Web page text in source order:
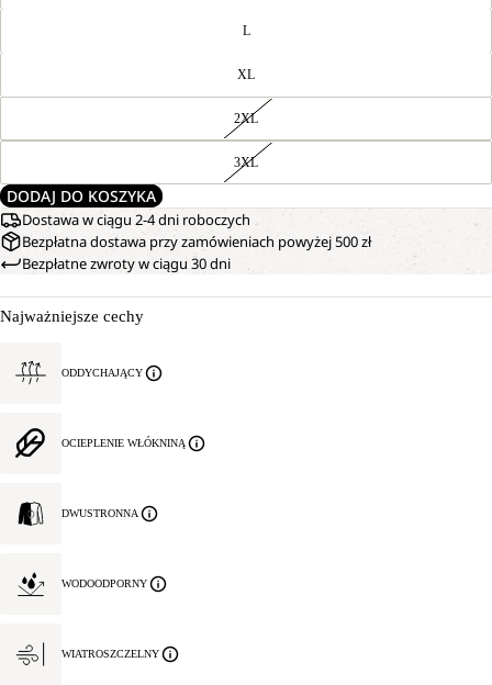
L
XL
2XL
3XL
DODAJ DO KOSZYKA
Dostawa w ciągu 2-4 dni roboczych
Bezpłatna dostawa przy zamówieniach powyżej 500 zł
Bezpłatne zwroty w ciągu 30 dni
Najważniejsze cechy
ODDYCHAJĄCY
OCIEPLENIE WŁÓKNINĄ
DWUSTRONNA
WODOODPORNY
WIATROSZCZELNY